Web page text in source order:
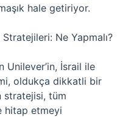
hale getiriyor.
Ne Yapmalı?
Unilever’in, İsrail ile
oldukça dikkatli bir
stratejisi, tüm
hitap etmeyi